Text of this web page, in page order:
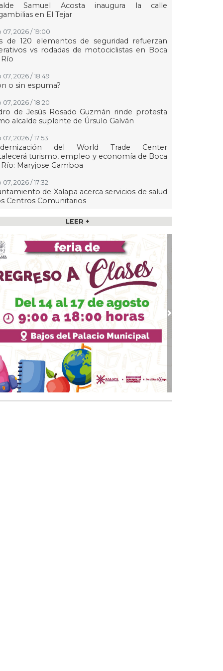
Samuel Acosta inaugura la calle
en El Tejar
07, 2026 / 19:00
de 120 elementos de seguridad refuerzan
vs rodadas de motociclistas en Boca
07, 2026 / 18:49
o sin espuma?
07, 2026 / 18:20
de Jesús Rosado Guzmán rinde protesta
alcalde suplente de Úrsulo Galván
2026 / 17:53
del World Trade Center
turismo, empleo y economía de Boca
Maryjose Gamboa
07, 2026 / 17:32
de Xalapa acerca servicios de salud
Centros Comunitarios
2026 / 17:15
e ICATVER fortalecen capacitación
en beneficio de las y los sanandrescanos
07, 2026 / 14:56
no me abandones.... 😝😜🤣
07, 2026 / 14:47
empleo y bienestar, prioridad para el
de San Andrés Tuxtla: Rafa Fararoni
07, 2026 / 14:39
con vida a pescador desaparecido desde el
de julio en Uxpanapa
2026 / 14:22
Pedro Miguel pensamiento de Diego
y agradece respaldo de Rocío Nahle al
del Mar
Ayuntamiento de Veracruz cultura de la
LEER +
Next